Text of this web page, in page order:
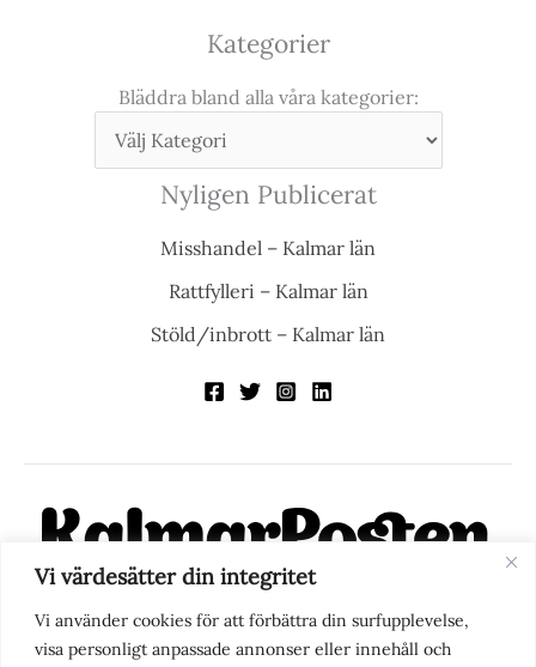
Vi värdesätter din integritet
Vi använder cookies för att förbättra din surfupplevelse,
visa personligt anpassade annonser eller innehåll och
Kategorier
Bläddra bland alla våra kategorier:
Nyligen Publicerat
Misshandel – Kalmar län
Rattfylleri – Kalmar län
Stöld/inbrott – Kalmar län
KalmarPosten är en modern lokalnyhetstidning på nätet. Med
fokus på Kalmarregionen, men också med blick för det större
perspektivet, vill vi vara din självklara kanal för nyheter,